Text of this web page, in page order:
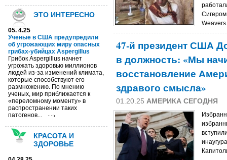
ЭТО ИНТЕРЕСНО
05. 4.25
Ученые в США предупредили
об угрожающих миру опасных
грибах-убийцах Aspergillus
Грибок Aspergillus начнет
угрожать здоровью миллионов
людей из-за изменений климата,
которые способствуют его
размножению. По мнению
ученых, мир приближается к
«переломному моменту» в
распространении таких
патогенов...
КРАСОТА И
ЗДОРОВЬЕ
47-й президент США
в должность: «Мы
восстановление
здравого смысла»
01.20.25 АМЕРИКА СЕГОДНЯ